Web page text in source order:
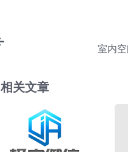
室内
相关文章